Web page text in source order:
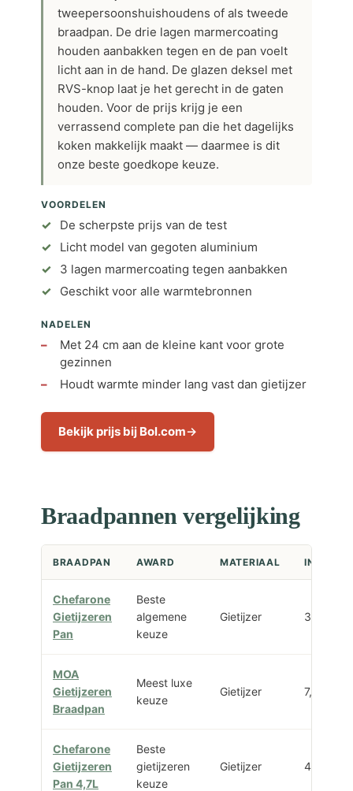
tweepersoonshuishoudens of als tweede
braadpan. De drie lagen marmercoating
houden aanbakken tegen en de pan voelt
licht aan in de hand. De glazen deksel met
RVS-knop laat je het gerecht in de gaten
houden. Voor de prijs krijg je een
verrassend complete pan die het dagelijks
koken makkelijk maakt — daarmee is dit
onze beste goedkope keuze.
VOORDELEN
De scherpste prijs van de test
Licht model van gegoten aluminium
3 lagen marmercoating tegen aanbakken
Geschikt voor alle warmtebronnen
NADELEN
Met 24 cm aan de kleine kant voor grote
gezinnen
Houdt warmte minder lang vast dan gietijzer
Bekijk prijs bij Bol.com
Braadpannen vergelijking
BRAADPAN AWARD MATERIAAL INHOUD
Chefarone
Gietijzeren
Pan
Beste
algemene
keuze
Gietijzer 3,5 liter
MOA
Gietijzeren
Braadpan
Meest luxe
keuze
Gietijzer 7,2 liter
Chefarone
Gietijzeren
Pan 4,7L
Beste
gietijzeren
keuze
Gietijzer 4,7 liter